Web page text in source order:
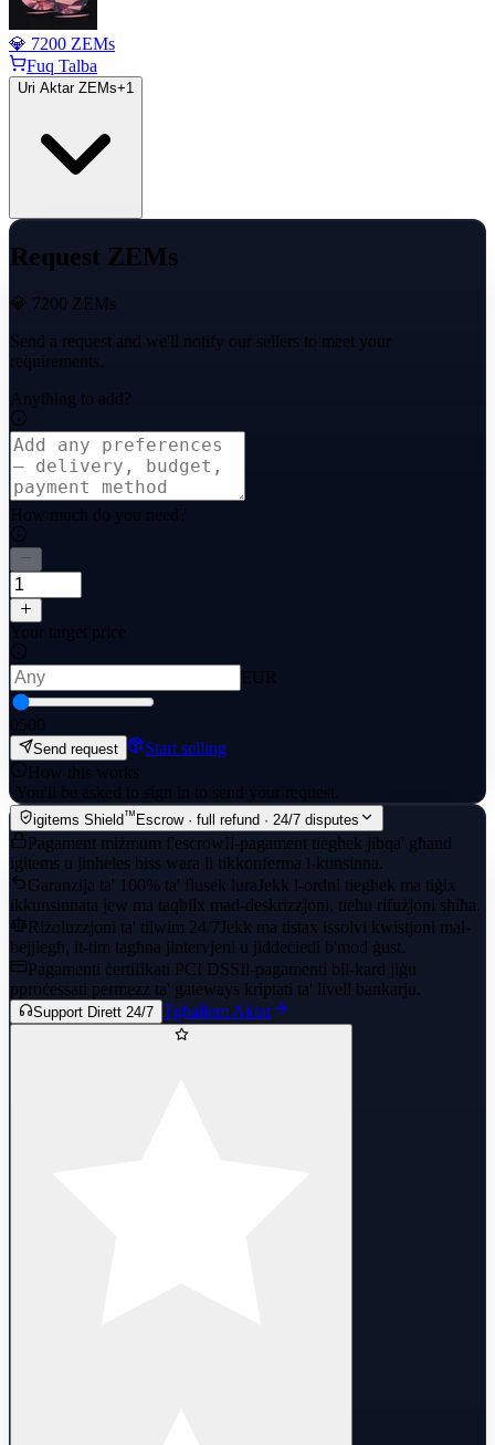
💎 7200 ZEMs
Fuq Talba
Uri Aktar ZEMs+1
Request ZEMs
💎 7200 ZEMs
Send a request and we'll notify our sellers to meet your
requirements.
Anything to add?
How much do you need?
Your target price
EUR
0500
Send request
Start selling
How this works
·You'll be asked to sign in to send your request.
igitems Shield™ Escrow · full refund · 24/7 disputes
Pagament miżmum f'escrowIl-pagament tiegħek jibqa' għand
igitems u jinħeles biss wara li tikkonferma l-kunsinna.
Garanzija ta' 100% ta' flusek lura Jekk l-ordni tiegħek ma tiġix
ikkunsinnata jew ma taqbilx mad-deskrizzjoni, tieħu rifużjoni sħiħa.
Riżoluzzjoni ta' tilwim 24/7 Jekk ma tistax issolvi kwistjoni mal-
bejjiegħ, it-tim tagħna jintervjeni u jiddeċiedi b'mod ġust.
Pagamenti ċertifikati PCI DSSIl-pagamenti bil-kard jiġu
pproċessati permezz ta' gateways kriptati ta' livell bankarju.
Support Dirett 24/7 Tgħallem Aktar